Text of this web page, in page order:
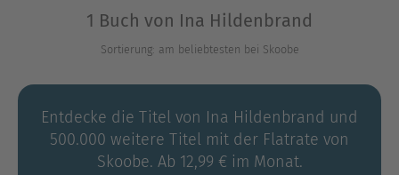
Familienhunden. Durch die Mitarbeit als Trainerin
in der Ausbildungsgruppe für die
Brauchbarkeitsprüfung des Landesjagdverbandes
Bedürfnisse der Jagdhunde genau und hat damit
umfassende Kenntnisse über die Hintergründe
der Entstehung von Problemen mit jagdlich
motivierten Hunden.
1 Buch von Ina Hildenbrand
Sortierung: am beliebtesten bei Skoobe
Entdecke die Titel von Ina Hildenbrand und
500.000 weitere Titel mit der Flatrate von
Skoobe. Ab 12,99 € im Monat.